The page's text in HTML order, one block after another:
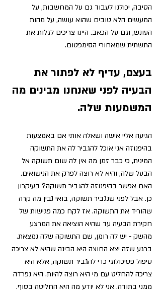
הסיבה, יכולנו לעבוד גם על המחשבות, על
המעשים הלא טובים שהוא עושה, על מהות
העונש, וגם על הכאב. היינו צריכים לגלות את
התשתית שמאחורי הסימפטום.
בעצם, עדיף לא לפתור את
הבעיה לפני שאנחנו מבינים מה
המשמעות שלה.
הגיעה אליי אישה ושאלה אותי אם באמצעות
בהיפנוזה אני אוכל להגביר לה את התשוקה
המינית, כי כבר זמן מה אין לה שום תשוקה אל
הבעל שלה, והיא לא רוצה לפרק את הנישואים.
האם אפשר בהיפנוזה להגביר תשוקה? בעיקרון
כן. אבל לפני שנגביר תשוקה, בואי נבין מה קרה
שהוריד את התשוקה. אז לקח כמה פגישות של
חקירת הבעיה עד שהיא הוציאה את המרצע
מהשק - יש לה רומן, שם התשוקה שלה נמצאת.
ברגע שזה יצא החוצה היא הבינה שהיא לא צריכה
טיפול פסיכולוגי כדי להגביר תשוקה, אלא היא
צריכה להחליט עם מי היא רוצה להיות. היא נפרדה
ממני בתודה. אני לא יודע מה היא החליטה בסוף.